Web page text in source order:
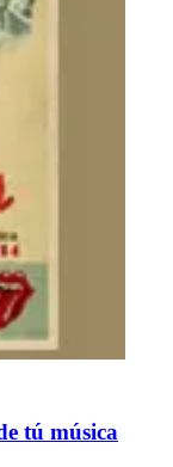
tú música